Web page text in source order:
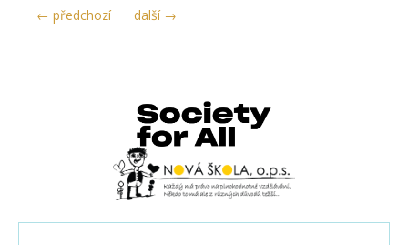
← předchozí další →